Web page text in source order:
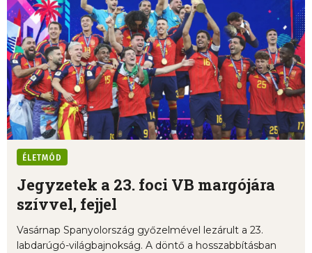
ÉLETMÓD
Jegyzetek a 23. foci VB margójára
szívvel, fejjel
Vasárnap Spanyolország győzelmével lezárult a 23.
labdarúgó-világbajnokság. A döntő a hosszabbításban